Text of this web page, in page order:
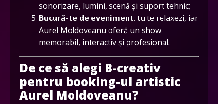
sonorizare, lumini, scenă și suport tehnic;
Bucură-te de eveniment: tu te relaxezi, iar
Aurel Moldoveanu oferă un show
memorabil, interactiv și profesional.
De ce să alegi B-creativ
pentru booking-ul artistic
Aurel Moldoveanu?